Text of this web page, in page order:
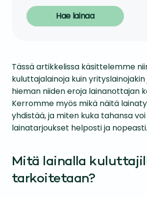
Hae lainaa
Tässä artikkelissa käsittelemme
kuluttajalainoja kuin
hieman niiden eroja lainanottajan
Kerromme myös mikä näitä
yhdistää, ja miten kuka tahansa
lainatarjoukset helposti ja nopeasti.
Mitä lainalla
tarkoitetaan?